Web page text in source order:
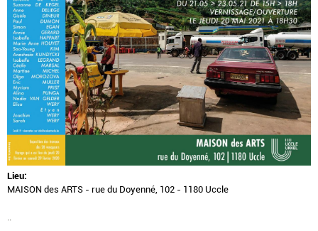
Lieu:
MAISON des ARTS - rue du Doyenné, 102 - ​1180 Uccle